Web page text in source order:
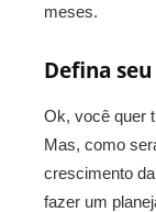
meses.
Defina
Ok, você quer
Mas, como
crescimento
fazer um